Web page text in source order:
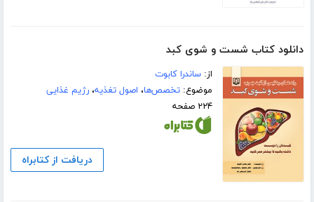
دانلود کتاب شست و شوی کبد
از:ساندرا کابوت
موضوع:تخصص‌ها، اصول تغذیه،رژیم غذایی
۲۲۴ صفحه
دریافت از کتابراه